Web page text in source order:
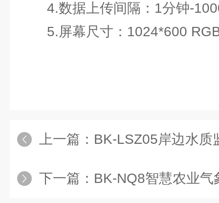
4.数据上传间隔：1分钟-
5.屏幕尺寸：1024*600
上一篇： BK-LSZ05岸边水质
下一篇： BK-NQ8智慧农业气